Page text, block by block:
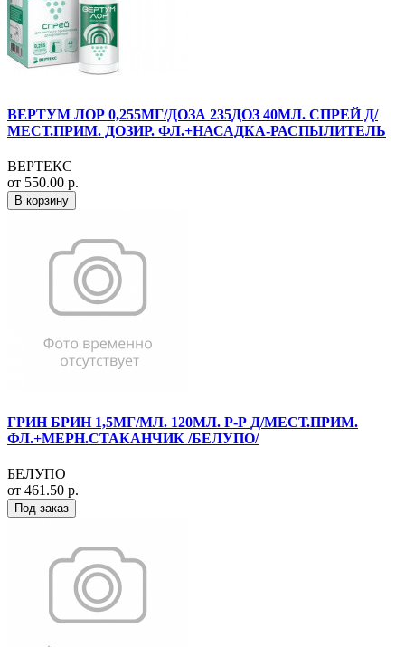
ВЕРТУМ ЛОР 0,255МГ/ДОЗА 235ДОЗ 40МЛ. СПРЕЙ Д/
МЕСТ.ПРИМ. ДОЗИР. ФЛ.+НАСАДКА-РАСПЫЛИТЕЛЬ
ВЕРТЕКС
от 550.00 р.
В корзину
ГРИН БРИН 1,5МГ/МЛ. 120МЛ. Р-Р Д/МЕСТ.ПРИМ.
ФЛ.+МЕРН.СТАКАНЧИК /БЕЛУПО/
БЕЛУПО
от 461.50 р.
Под заказ